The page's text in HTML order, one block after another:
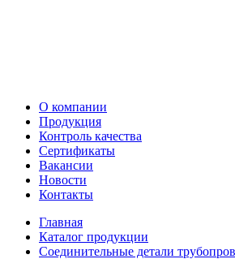
О компании
Продукция
Контроль качества
Сертификаты
Вакансии
Новости
Контакты
Главная
Каталог продукции
Соединительные детали